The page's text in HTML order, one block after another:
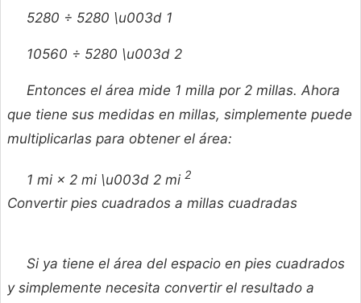
5280 ÷ 5280 \u003d 1
10560 ÷ 5280 \u003d 2
Entonces el área mide 1 milla por 2 millas. Ahora
que tiene sus medidas en millas, simplemente puede
multiplicarlas para obtener el área:
1 mi × 2 mi \u003d 2 mi 2
Convertir pies cuadrados a millas cuadradas
Si ya tiene el área del espacio en pies cuadrados
y simplemente necesita convertir el resultado a